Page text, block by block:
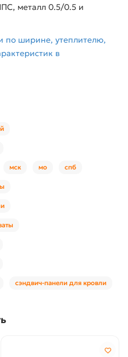
металл 0.5/0.5 и
по ширине, утеплителю,
в
мск мо спб
сэндвич-панели для кровли